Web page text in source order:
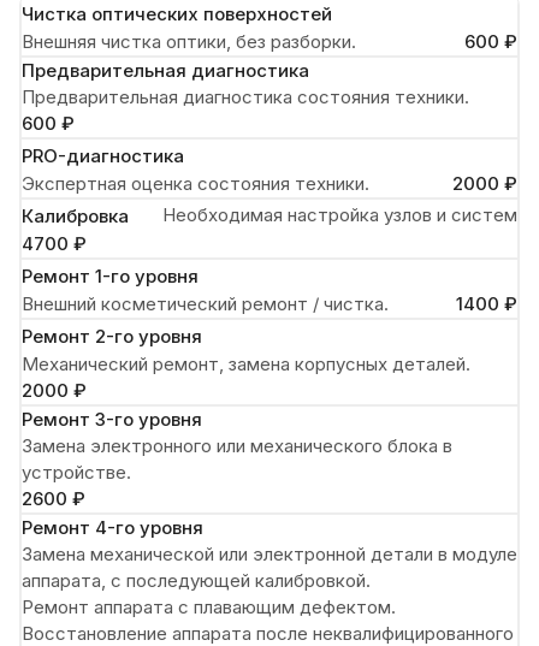
Чистка оптических поверхностей
Внешняя чистка оптики, без разборки.
600 ₽
Предварительная диагностика
Предварительная диагностика состояния техники.
600 ₽
PRO-диагностика
Экспертная оценка состояния техники.
2000 ₽
Калибровка
Необходимая настройка узлов и систем
4700 ₽
Ремонт 1-го уровня
Внешний косметический ремонт / чистка.
1400 ₽
Ремонт 2-го уровня
Механический ремонт, замена корпусных деталей.
2000 ₽
Ремонт 3-го уровня
Замена электронного или механического блока в
устройстве.
2600 ₽
Ремонт 4-го уровня
Замена механической или электронной детали в модуле
аппарата, с последующей калибровкой.
Ремонт аппарата с плавающим дефектом.
Восстановление аппарата после неквалифицированного